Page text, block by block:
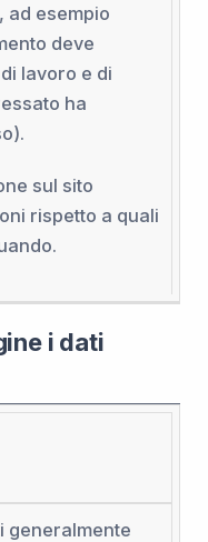
ad esempio
deve
lavoro e di
ha
sul sito
rispetto a quali
i dati
generalmente